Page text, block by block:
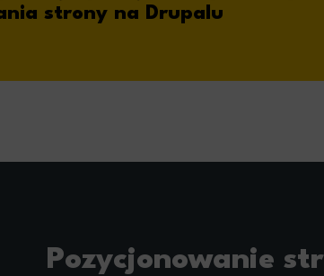
strony na Drupalu
Pozycjonowanie